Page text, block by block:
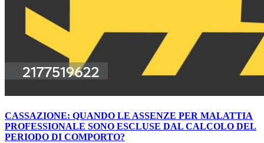
CASSAZIONE: QUANDO LE ASSENZE PER MALATTIA
PROFESSIONALE SONO ESCLUSE DAL CALCOLO DEL
PERIODO DI COMPORTO?